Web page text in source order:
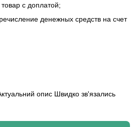
с доплатой;
денежных средств на счет
опис Швидко зв'язались